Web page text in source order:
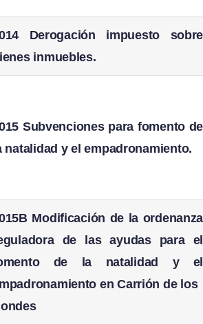
Derogación impuesto sobre
inmuebles.
Subvenciones para fomento de
natalidad y el empadronamiento.
Modificación de la ordenanza
de las ayudas para el
de la natalidad y el
en Carrión de los